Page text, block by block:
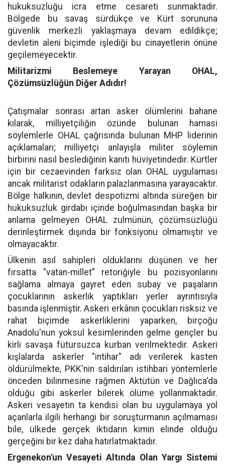
hukuksuzluğu icra etme cesareti sunmaktadır.
Bölgede bu savaş sürdükçe ve Kürt sorununa
güvenlik merkezli yaklaşmaya devam edildikçe;
devletin aleni biçimde işlediği bu cinayetlerin önüne
geçilemeyecektir.
Militarizmi Beslemeye Yarayan OHAL,
Çözümsüzlüğün Diğer Adıdır!
Çatışmalar sonrası artan asker ölümlerini bahane
kılarak, milliyetçiliğin özünde bulunan hamasi
söylemlerle OHAL çağrısında bulunan MHP liderinin
açıklamaları; milliyetçi anlayışla militer söylemin
birbirini nasıl beslediğinin kanıtı hüviyetindedir. Kürtler
için bir cezaevinden farksız olan OHAL uygulaması
ancak militarist odakların palazlanmasına yarayacaktır.
Bölge halkının, devlet despotizmi altında süreğen bir
hukuksuzluk girdabı içinde boğulmasından başka bir
anlama gelmeyen OHAL zulmünün, çözümsüzlüğü
derinleştirmek dışında bir fonksiyonu olmamıştır ve
olmayacaktır.
Ülkenin asıl sahipleri olduklarını düşünen ve her
fırsatta "vatan-millet" retoriğiyle bu pozisyonlarını
sağlama almaya gayret eden subay ve paşaların
çocuklarının askerlik yaptıkları yerler ayrıntısıyla
basında işlenmiştir. Askeri erkânın çocukları risksiz ve
rahat biçimde askerliklerini yaparken, birçoğu
Anadolu'nun yoksul kesimlerinden gelme gençler bu
kirli savaşa fütursuzca kurban verilmektedir. Askeri
kışlalarda askerler "intihar" adı verilerek kasten
öldürülmekte, PKK'nin saldırıları istihbari yöntemlerle
önceden bilinmesine rağmen Aktütün ve Dağlıca'da
olduğu gibi askerler bilerek ölüme yollanmaktadır.
Askeri vesayetin ta kendisi olan bu uygulamaya yol
açanlarla ilgili herhangi bir soruşturmanın açılmaması
bile, ülkede gerçek iktidarın kimin elinde olduğu
gerçeğini bir kez daha hatırlatmaktadır.
Ergenekon'un Vesayeti Altında Olan Yargı Sistemi